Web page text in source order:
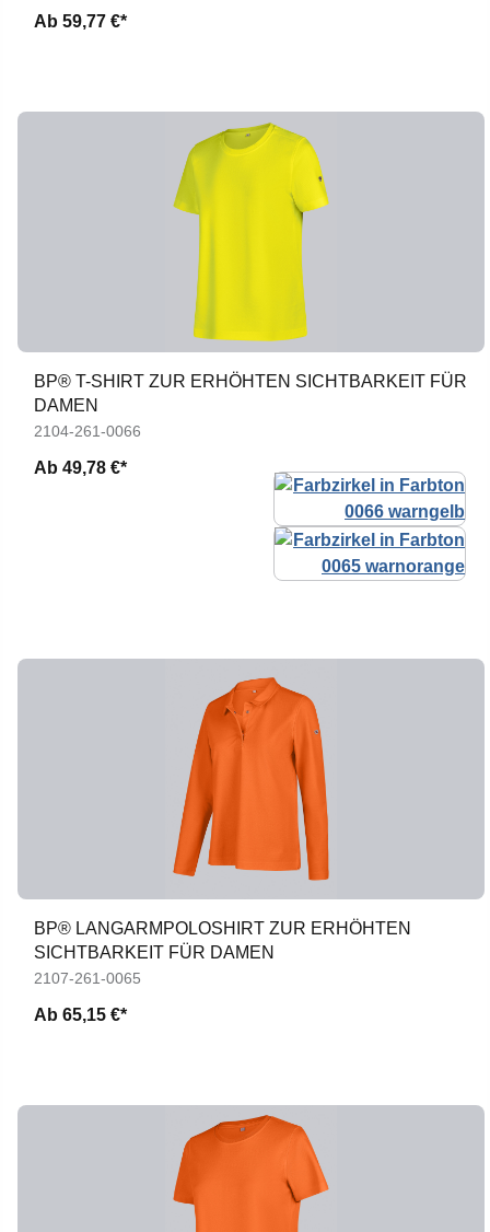
Ab 59,77 €*
BP® T-SHIRT ZUR ERHÖHTEN SICHTBARKEIT FÜR
DAMEN
2104-261-0066
Ab 49,78 €*
BP® LANGARMPOLOSHIRT ZUR ERHÖHTEN
SICHTBARKEIT FÜR DAMEN
2107-261-0065
Ab 65,15 €*